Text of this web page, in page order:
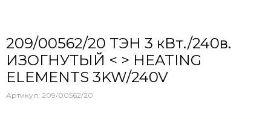
209/00562/20 ТЭН 3 кВт./240в.
ИЗОГНУТЫЙ < > HEATING
ELEMENTS 3KW/240V
Артикул: 209/00562/20